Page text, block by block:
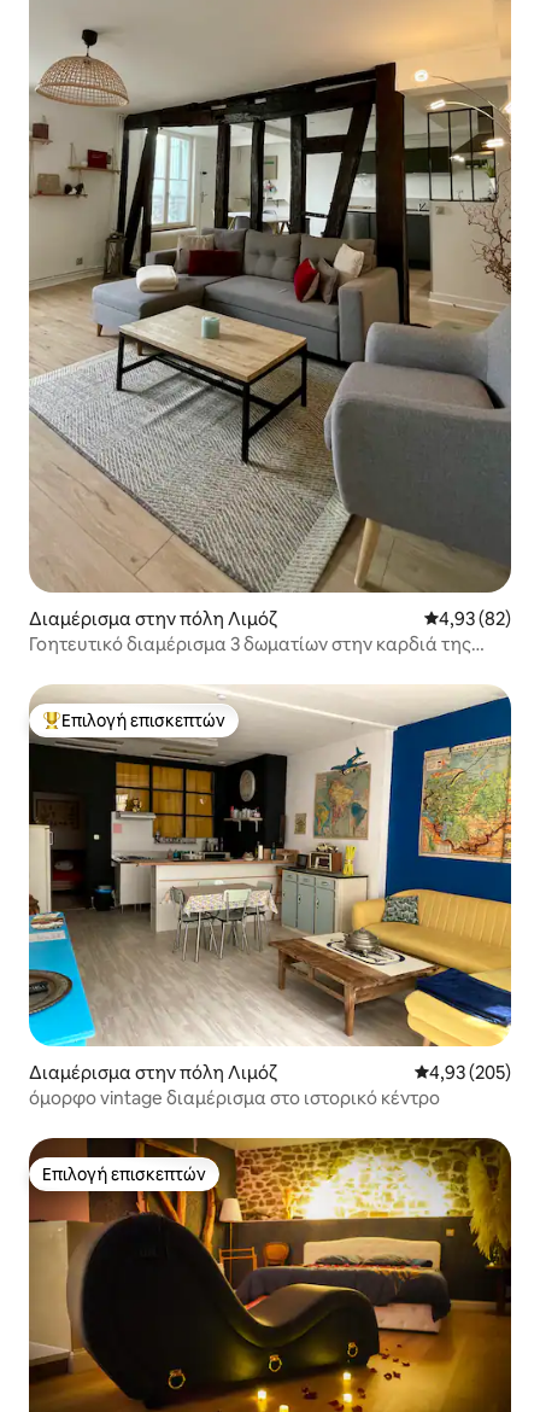
Διαμέρισμα στην πόλη Λιμόζ Μέση
4,93 (82)
Γοητευτικό διαμέρισμα 3 δωματίων στην καρδιά της
Κορυφαία επιλογή επισκεπτών
Επιλογή επισκεπτών
Διαμέρισμα στην πόλη Λιμόζ Μέση
4,93 (205)
όμορφο vintage διαμέρισμα στο ιστορικό κέντρο
Επιλογή επισκεπτών
Επιλογή επισκεπτών